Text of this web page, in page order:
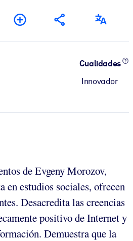
Cualidades
Innovador
de Evgeny Morozov,
en estudios sociales, ofrecen
Desacredita las creencias
positivo de Internet y
Demuestra que la